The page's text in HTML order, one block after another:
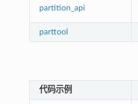
partition_api
parttool
代码示例